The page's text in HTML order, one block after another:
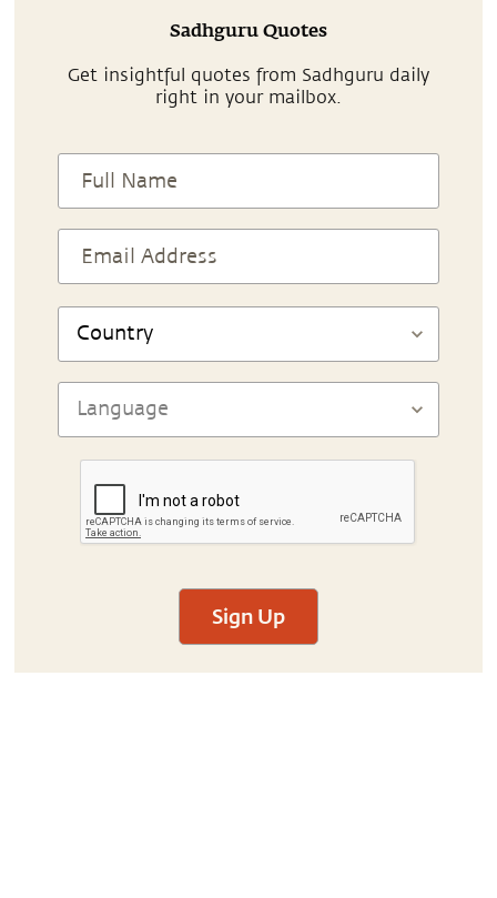
Sadhguru Quotes
Get insightful quotes from Sadhguru daily
right in your mailbox.
Sign Up